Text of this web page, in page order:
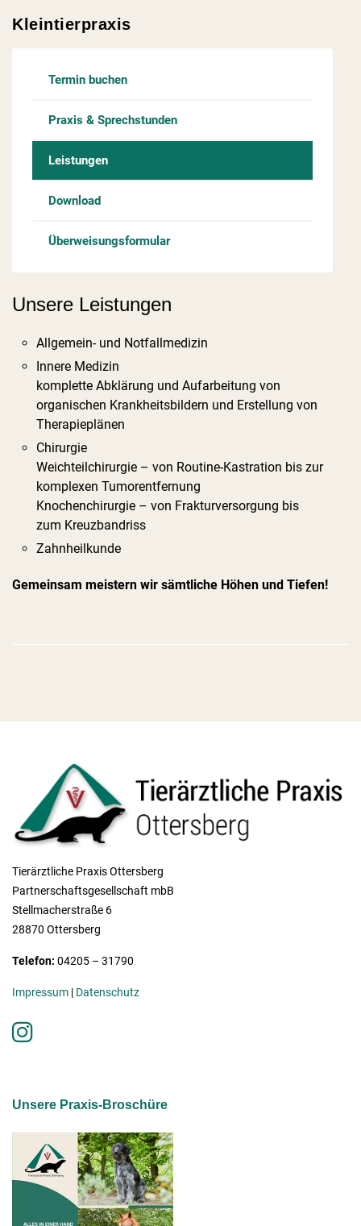
Kleintierpraxis
Termin buchen
Praxis & Sprechstunden
Leistungen
Download
Überweisungsformular
Unsere Leistungen
Allgemein- und Notfallmedizin
Innere Medizin
komplette Abklärung und Aufarbeitung von
organischen Krankheitsbildern und Erstellung von
Therapieplänen
Chirurgie
Weichteilchirurgie – von Routine-Kastration bis zur
komplexen Tumorentfernung
Knochenchirurgie – von Frakturversorgung bis
zum Kreuzbandriss
Zahnheilkunde
Gemeinsam meistern wir sämtliche Höhen und Tiefen!
Tierärztliche Praxis Ottersberg
Partnerschaftsgesellschaft mbB
Stellmacherstraße 6
28870 Ottersberg
Telefon: 04205 – 31790
Impressum | Datenschutz
Unsere Praxis-Broschüre